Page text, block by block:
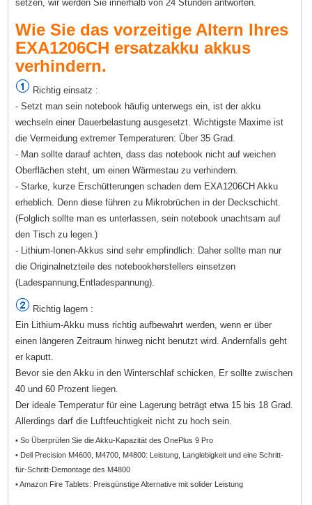
setzen, wir werden Sie innerhalb von 24 Stunden antworten.
Wie Sie das vorzeitige Altern Ihres
EXA1206CH ersatzakku akkus
verhindern.
Richtig einsatz :
- Setzt man sein notebook häufig unterwegs ein, ist der akku
wechseln einer Dauerbelastung ausgesetzt. Wichtigste Maxime ist
die Vermeidung extremer Temperaturen: Über 35 Grad.
- Man sollte darauf achten, dass das notebook nicht auf weichen
Oberflächen steht, um einen Wärmestau zu verhindern.
- Starke, kurze Erschütterungen schaden dem EXA1206CH Akku
erheblich. Denn diese führen zu Mikrobrüchen in der Deckschicht.
(Folglich sollte man es unterlassen, sein notebook unachtsam auf
den Tisch zu legen.)
- Lithium-Ionen-Akkus sind sehr empfindlich: Daher sollte man nur
die Originalnetzteile des notebookherstellers einsetzen
(Ladespannung,Entladespannung).
Richtig lagern :
Ein Lithium-Akku muss richtig aufbewahrt werden, wenn er über
einen längeren Zeitraum hinweg nicht benutzt wird. Andernfalls geht
er kaputt.
Bevor sie den Akku in den Winterschlaf schicken, Er sollte zwischen
40 und 60 Prozent liegen.
Der ideale Temperatur für eine Lagerung beträgt etwa 15 bis 18 Grad.
Allerdings darf die Luftfeuchtigkeit nicht zu hoch sein.
• So Überprüfen Sie die Akku-Kapazität des OnePlus 9 Pro
• Dell Precision M4600, M4700, M4800: Leistung, Langlebigkeit und eine Schritt-
für-Schritt-Demontage des M4800
• Amazon Fire Tablets: Preisgünstige Alternative mit solider Leistung